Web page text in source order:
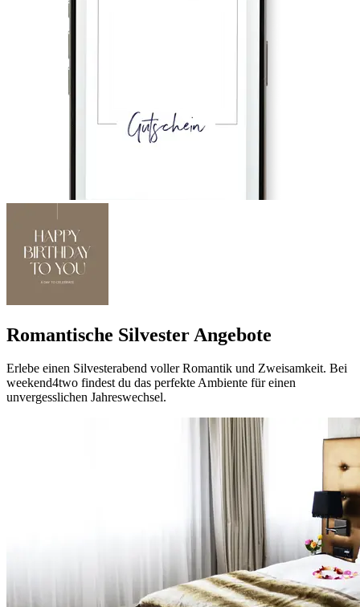
Romantische Silvester Angebote
Erlebe einen Silvesterabend voller Romantik und Zweisamkeit. Bei
weekend4two findest du das perfekte Ambiente für einen
unvergesslichen Jahreswechsel.